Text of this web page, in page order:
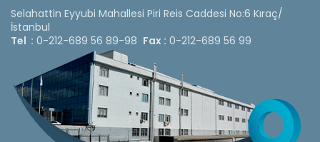
Selahattin Eyyubi Mahallesi Piri Reis Caddesi No:6 Kıraç/
İstanbul
Tel : 0-212-689 56 89-98 Fax : 0-212-689 56 99